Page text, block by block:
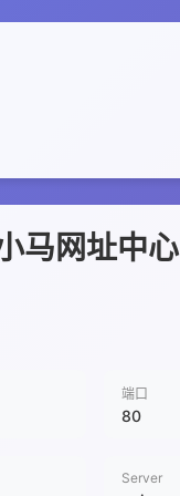
马网址中心
端口
80
Server